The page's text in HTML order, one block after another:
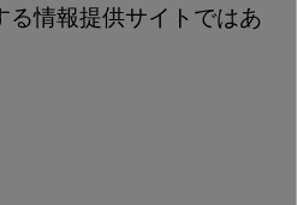
る情報提供サイトではあ